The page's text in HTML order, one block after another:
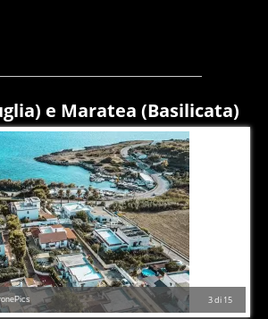
e Maratea (Basilicata)
3di 15